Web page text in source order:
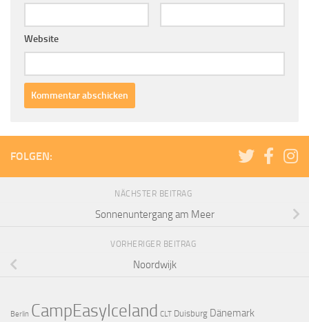
Website
FOLGEN:
NÄCHSTER BEITRAG
Sonnenuntergang am Meer
VORHERIGER BEITRAG
Noordwijk
Berlin CampEasyIceland CLT Duisburg Dänemark